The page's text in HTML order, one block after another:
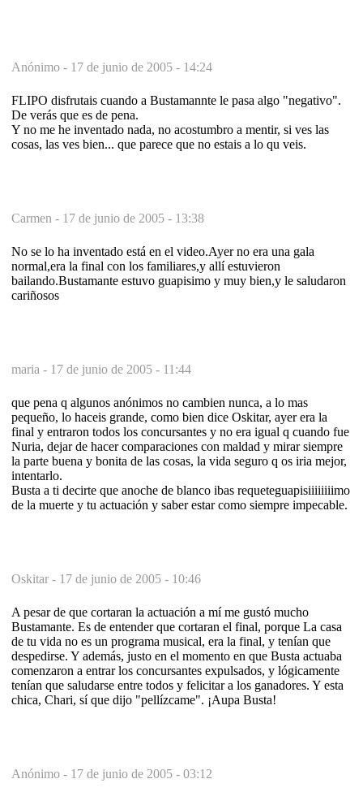
Anónimo - 17 de junio de 2005 - 14:24
FLIPO disfrutais cuando a Bustamannte le pasa algo "negativo".
De verás que es de pena.
Y no me he inventado nada, no acostumbro a mentir, si ves las
cosas, las ves bien... que parece que no estais a lo qu veis.
Carmen - 17 de junio de 2005 - 13:38
No se lo ha inventado está en el video.Ayer no era una gala
normal,era la final con los familiares,y allí estuvieron
bailando.Bustamante estuvo guapisimo y muy bien,y le saludaron
cariñosos
maria - 17 de junio de 2005 - 11:44
que pena q algunos anónimos no cambien nunca, a lo mas
pequeño, lo haceis grande, como bien dice Oskitar, ayer era la
final y entraron todos los concursantes y no era igual q cuando fue
Nuria, dejar de hacer comparaciones con maldad y mirar siempre
la parte buena y bonita de las cosas, la vida seguro q os iria mejor,
intentarlo.
Busta a ti decirte que anoche de blanco ibas requeteguapisiiiiiiiimo
de la muerte y tu actuación y saber estar como siempre impecable.
Oskitar - 17 de junio de 2005 - 10:46
A pesar de que cortaran la actuación a mí me gustó mucho
Bustamante. Es de entender que cortaran el final, porque La casa
de tu vida no es un programa musical, era la final, y tenían que
despedirse. Y además, justo en el momento en que Busta actuaba
comenzaron a entrar los concursantes expulsados, y lógicamente
tenían que saludarse entre todos y felicitar a los ganadores. Y esta
chica, Chari, sí que dijo "pellízcame". ¡Aupa Busta!
Anónimo - 17 de junio de 2005 - 03:12